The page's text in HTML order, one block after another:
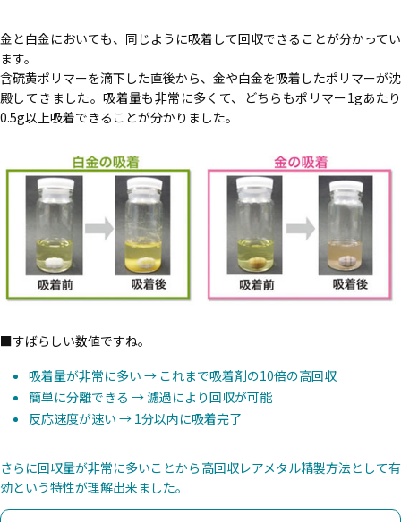
金と白金においても、同じように吸着して回収できることが分かってい
ます。
含硫黄ポリマーを滴下した直後から、金や白金を吸着したポリマーが沈
殿してきました。吸着量も非常に多くて、どちらもポリマー1gあたり
0.5g以上吸着できることが分かりました。
すばらしい数値ですね。
吸着量が非常に多い → これまで吸着剤の10倍の高回収
簡単に分離できる → 濾過により回収が可能
反応速度が速い → 1分以内に吸着完了
さらに回収量が非常に多いことから高回収レアメタル精製方法として有
効という特性が理解出来ました。